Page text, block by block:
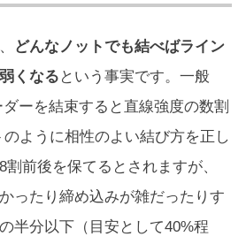
どんなノットでも結べばライン
くなる という事実です。一般
ーを結束すると直線強度の数割
ように相性のよい結び方を正し
割前後を保てるとされますが、
ったり締め込みが雑だったりす
半分以下（目安として40%程